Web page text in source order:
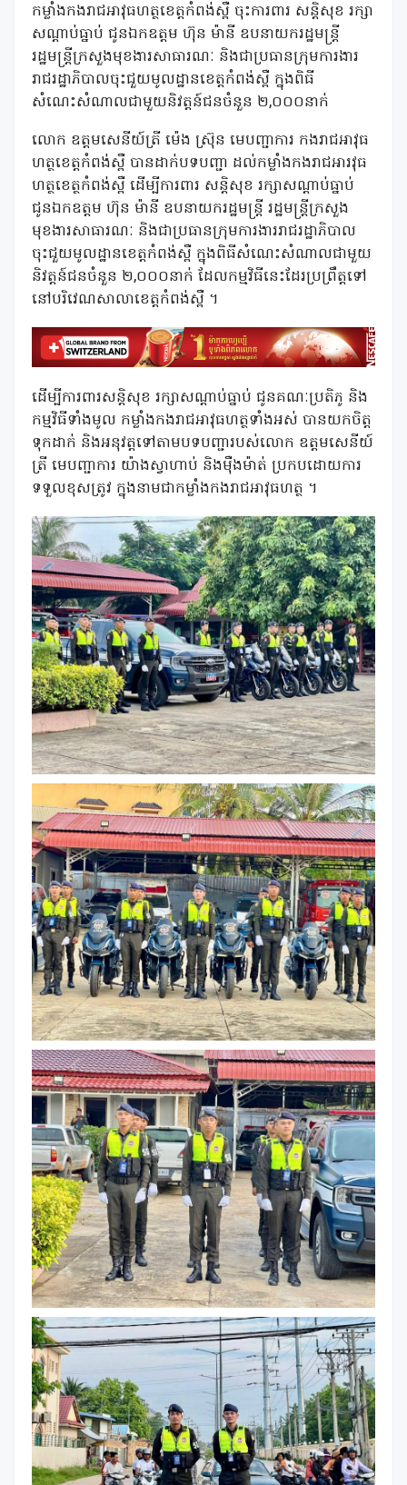
កម្លាំងកងរាជអាវុធហត្ថខេត្តកំពង់ស្ពឺ ចុះការពារ សន្តិសុខ រក្សា
សណ្តាប់ធ្នាប់ ជូនឯកឧត្តម ហ៊ុន ម៉ានី ឧបនាយករដ្ឋមន្ត្រី
រដ្ឋមន្រ្តីក្រសួងមុខងារសាធារណៈ និងជាប្រធានក្រុមការងារ
រាជរដ្ឋាភិបាលចុះជួយមូលដ្ឋានខេត្តកំពង់ស្ពឺ ក្នុងពិធី
សំណេះសំណាលជាមួយនិវត្តន៍ជនចំនួន ២,០០០នាក់
លោក ឧត្តមសេនីយ៍ត្រី ម៉េង ស្រ៊ុន មេបញ្ជាការ កងរាជអាវុធ
ហត្ថខេត្តកំពង់ស្ពឺ បានដាក់បទបញ្ជា ដល់កម្លាំងកងរាជអារវុធ
ហត្ថខេត្ថកំពង់ស្ពឺ ដើម្បីការពារ សន្តិសុខ រក្សាសណ្តាប់ធ្នាប់
ជូនឯកឧត្តម ហ៊ុន ម៉ានី ឧបនាយករដ្ឋមន្ត្រី រដ្ឋមន្រ្តីក្រសួង
មុខងារសាធារណៈ និងជាប្រធានក្រុមការងាររាជរដ្ឋាភិបាល
ចុះជួយមូលដ្ឋានខេត្តកំពង់ស្ពឺ ក្នុងពិធីសំណេះសំណាលជាមួយ
និវត្តន៍ជនចំនួន ២,០០០នាក់ ដែលកម្មវិធីនេះដែរប្រព្រឹត្តទៅ
នៅបរិវេណសាលាខេត្តកំពង់ស្ពឺ ។
ដើម្បីការពារសន្តិសុខ រក្សាសណ្តាប់ធ្នាប់ ជូនគណៈប្រតិភូ និង
កម្មវិធីទាំងមូល កម្លាំងកងរាជអាវុធហត្ថទាំងអស់ បានយកចិត្ត
ទុកដាក់ និងអនុវត្តទៅតាមបទបញ្ជារបស់លោក ឧត្តមសេនីយ៍
ត្រី មេបញ្ជាការ យ៉ាងស្វាហាប់ និងម៉ឺងម៉ាត់ ប្រកបដោយការ
ទទួលខុសត្រូវ ក្នុងនាមជាកម្លាំងកងរាជអាវុធហត្ថ ។